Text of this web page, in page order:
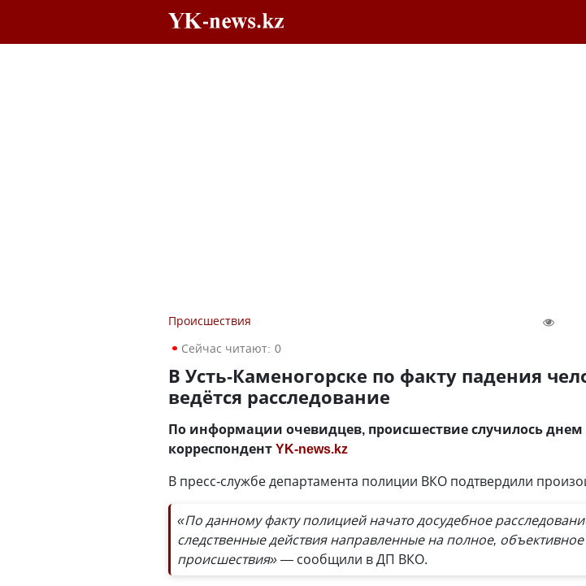
Происшествия
Сейчас читают: 0
В Усть-Каменогорске по факту падения
ведётся расследование
По информации очевидцев, происшествие случилось
корреспондентYK-news.kz
В пресс-службе департамента полиции ВКО подтвердили
«По данному факту полицией начато досудебное
следственные действия направленные на полное,
происшествия» — сообщили в ДП ВКО.